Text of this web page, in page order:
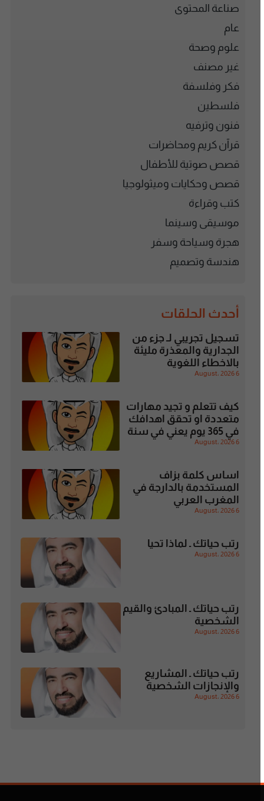
صناعة المحتوى
عام
علوم وصحة
غير مصنف
فكر وفلسفة
فلسطين
فنون وترفيه
قرآن كريم ومحاضرات
قصص صوتية للأطفال
قصص وحكايات وميثولوجيا
كتب وقراءة
موسيقى وسينما
هجرة وسياحة وسفر
هندسة وتصميم
أحدث الحلقات
تسجيل تجريبي لـ جزء من
الجدارية والمعذرة مليئة
بالاخطاء اللغوية
6 August، 2026
كيف تتعلم و تجيد مهارات
متعددة او تحقق اهدافك
في 365 يوم يعني في سنة
6 August، 2026
اساس كلمة بزاف
المستخدمة بالدارجة في
المغرب العربي
6 August، 2026
رتب حياتك ـ لماذا تحيا
6 August، 2026
رتب حياتك ـ المبادئ والقيم
الشخصية
6 August، 2026
رتب حياتك ـ المشاريع
والإنجازات الشخصية
6 August، 2026